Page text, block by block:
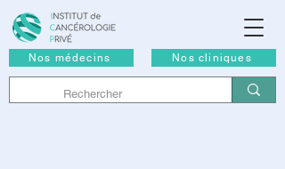
Nos médecins Nos cliniques